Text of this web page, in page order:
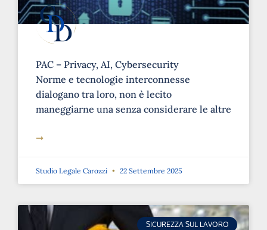
PAC – Privacy, AI, Cybersecurity
Norme e tecnologie interconnesse
dialogano tra loro, non è lecito
maneggiarne una senza considerare le altre
➞
Studio Legale Carozzi 22 Settembre 2025
SICUREZZA SUL LAVORO